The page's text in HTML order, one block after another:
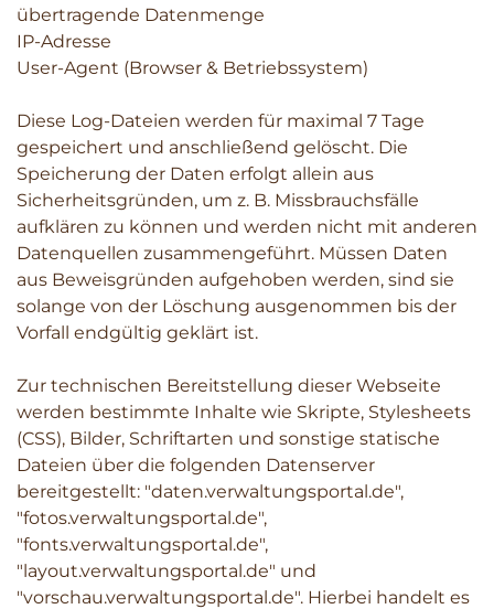
übertragende Datenmenge
IP-Adresse
User-Agent (Browser & Betriebssystem)
Diese Log-Dateien werden für maximal 7 Tage
gespeichert und anschließend gelöscht. Die
Speicherung der Daten erfolgt allein aus
Sicherheitsgründen, um z. B. Missbrauchsfälle
aufklären zu können und werden nicht mit anderen
Datenquellen zusammengeführt. Müssen Daten
aus Beweisgründen aufgehoben werden, sind sie
solange von der Löschung ausgenommen bis der
Vorfall endgültig geklärt ist.
Zur technischen Bereitstellung dieser Webseite
werden bestimmte Inhalte wie Skripte, Stylesheets
(CSS), Bilder, Schriftarten und sonstige statische
Dateien über die folgenden Datenserver
bereitgestellt: "daten.verwaltungsportal.de",
"fotos.verwaltungsportal.de",
"fonts.verwaltungsportal.de",
"layout.verwaltungsportal.de" und
"vorschau.verwaltungsportal.de". Hierbei handelt es